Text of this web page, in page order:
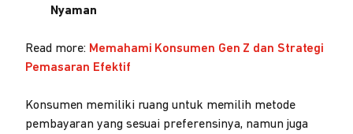
Nyaman
Read more: Memahami Konsumen Gen Z dan Strategi
Pemasaran Efektif
Konsumen memiliki ruang untuk memilih metode
pembayaran yang sesuai preferensinya, namun juga